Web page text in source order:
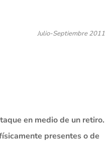
Julio-Septiembre 2011
en medio de un retiro.
presentes o de